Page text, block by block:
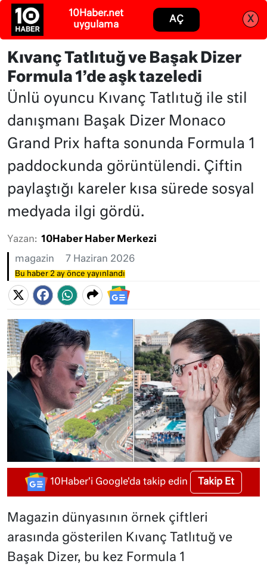
Abone ol Giriş
Kıvanç Tatlıtuğ ve Başak Dizer
Formula 1’de aşk tazeledi
Ünlü oyuncu Kıvanç Tatlıtuğ ile stil
danışmanı Başak Dizer Monaco
Grand Prix hafta sonunda Formula 1
paddockunda görüntülendi. Çiftin
paylaştığı kareler kısa sürede sosyal
medyada ilgi gördü.
Yazan: 10Haber Haber Merkezi
magazin 7 Haziran 2026
Bu haber 2 ay önce yayınlandı
10Haber'i Google'da takip edin Takip Et
Magazin dünyasının örnek çiftleri
arasında gösterilen Kıvanç Tatlıtuğ ve
Başak Dizer, bu kez Formula 1